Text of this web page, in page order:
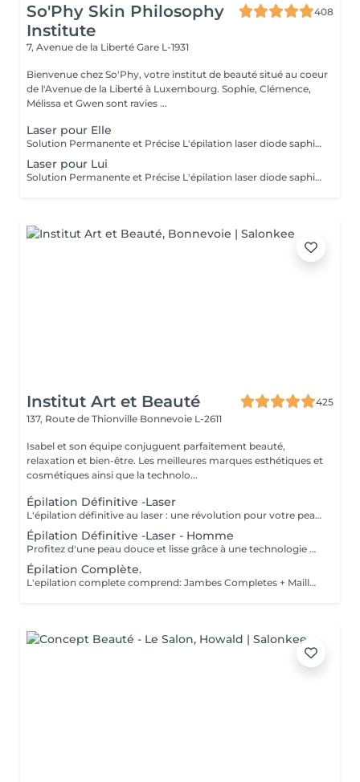
So'Phy Skin Philosophy
Institute
408
7, Avenue de la Liberté Gare L-1931
Bienvenue chez So'Phy, votre institut de beauté situé au coeur
de l'Avenue de la Liberté à Luxembourg. Sophie, Clémence,
Mélissa et Gwen sont ravies ...
Laser pour Elle
Solution Permanente et Précise L'épilation laser diode saphir est une méthode efficace et durable pour éliminer les poils de manière permanente. Ce traitement utilise un faisceau de lumière ciblant la mélanine dans les follicules pileux, offrant des résultats durables et une réduction significative de la repousse. Le laser diode saphir est connu pour sa précision, sa rapidité et son confort, grâce à un système de refroidissement de la peau. Il est idéal pour des zones comme le visage, les jambes, les aisselles ou le bikini, pour une peau lisse, soyeuse et sans poils. Avant de prendre rendez-vous merci de consulter notre politique de rendez-vous sur la page d'accueil.
Laser pour Lui
Solution Permanente et Précise L'épilation laser diode saphir est une méthode efficace et durable pour éliminer les poils de manière permanente. Ce traitement utilise un faisceau de lumière ciblant la mélanine dans les follicules pileux, offrant des résultats durables et une réduction significative de la repousse. Le laser diode saphir est connu pour sa précision, sa rapidité et son confort, grâce à un système de refroidissement de la peau. Il est idéal pour des zones comme le visage, les jambes, les aisselles ou le bikini, pour une peau lisse, soyeuse et sans poils. Avant de prendre rendez-vous merci de consulter notre politique de rendez-vous sur la page d'accueil.
Institut Art et Beauté
425
137, Route de Thionville Bonnevoie L-2611
Isabel et son équipe conjuguent parfaitement beauté,
relaxation et bien-être. Les meilleures marques esthétiques et
cosmétiques ainsi que la technolo...
Épilation Définitive -Laser
L'épilation définitive au laser : une révolution pour votre peau ! Avec notre technologie avancée Pulse Laser , offrez-vous investissement dans votre confort et votre beauté . Les avantages de l'épilation définitive : -Une méthode douce et indolore. -Résultats durables. -Adaptée à tous les types de peau. -Gain de temps et praticité. -Rapidité et efficacité. -Calculer 6 séance es par zone. Révéler votre beauté naturelle ! Votre bien-être est notre priorité.
Épilation Définitive -Laser - Homme
Profitez d'une peau douce et lisse grâce à une technologie de pointe qui allie efficacité, rapidité et confort tous les types de peau . Des résultats visibles et durables Un soin en toute sécurité et sans douleur Une méthode rapide pour être prête avant les fêtes ! Sublimez votre peau Prenez soin de vous vous le méritez !
Épilation Complète.
L'epilation complete comprend: Jambes Completes + Maillot intégral + Aisselles + Sourcils + Duvet Épilation à la cire permet d'arracher le poil et la racine, ce qui a pour effet de ralentir la repousse de quelques semaines. De plus, le poil qui repoussera sera plus fin. L'épilation à la cire est une méthode efficace pour tous les types de poils. La cire tiède est utilisée sur la majorité des régions corporelles. Pour les régions plus sensibles, comme les aisselles et le bikini, c'est plutôt la cire chaude qui est utilisée afin de minimiser les risques d'ecchymoses dus à une traction trop forte.